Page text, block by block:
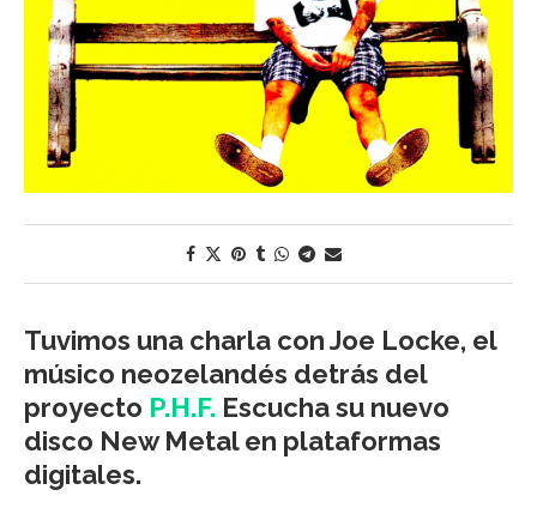
Tuvimos una charla con Joe Locke, el
músico neozelandés detrás del
proyecto P.H.F. Escucha su nuevo
disco New Metal en plataformas
digitales.